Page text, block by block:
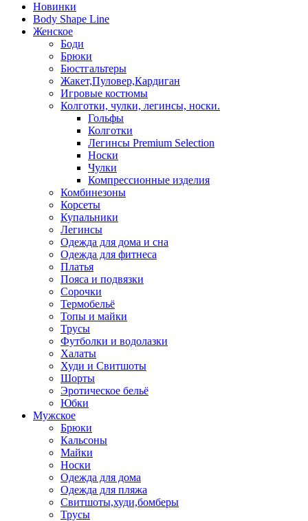
Новинки
Body Shape Line
Женское
Боди
Брюки
Бюстгальтеры
Жакет,Пуловер,Кардиган
Игровые костюмы
Колготки, чулки, легинсы, носки.
Гольфы
Колготки
Легинсы Premium Selection
Носки
Чулки
Компрессионные изделия
Комбинезоны
Корсеты
Купальники
Легинсы
Одежда для дома и сна
Одежда для фитнеса
Платья
Пояса и подвязки
Сорочки
Термобельё
Топы и майки
Трусы
Футболки и водолазки
Халаты
Худи и Свитшоты
Шорты
Эротическое бельё
Юбки
Мужское
Брюки
Кальсоны
Майки
Носки
Одежда для дома
Одежда для пляжа
Свитшоты,худи,бомберы
Трусы